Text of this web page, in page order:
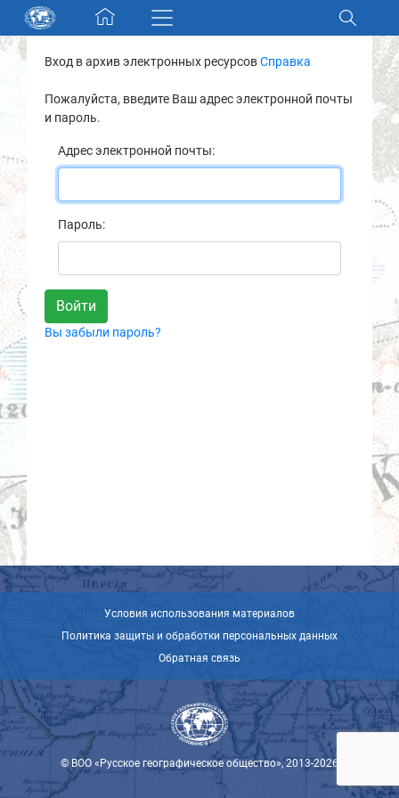
Skip navigation
Разделы и коллекции
Электронный каталог
Новости
О нас
Контакты
Партнеры
Вход в архив электронных ресурсовСправка
Пожалуйста, введите Ваш адрес электронной почты
и пароль.
Адрес электронной почты:
Пароль:
Вы забыли пароль?
Условия использования материалов
Политика защиты и обработки персональных данных
Обратная связь
© ВОО «Русское географическое общество», 2013-2026